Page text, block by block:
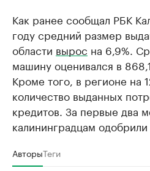
Как ранее сообщал РБК
году средний размер
области вырос на 6,9%.
машину оценивался в
Кроме того, в регионе на
количество выданных
кредитов. За первые два
калининградцам одобрили
АвторыТеги